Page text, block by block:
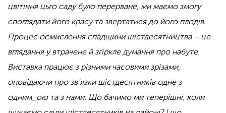
цвітіння цьго саду було перерване, ми маємо змогу
споглядати його красу та звертатися до його плодів.
Процес осмислення спадщини шістдесятництва – це
вглядання у втрачене й згіркле думання про набуте.
Виставка працює з різними часовими зрізами,
оповідаючи про зв’язки шістдесятників одне з
одним_ою та з нами. Що бачимо ми теперішні, коли